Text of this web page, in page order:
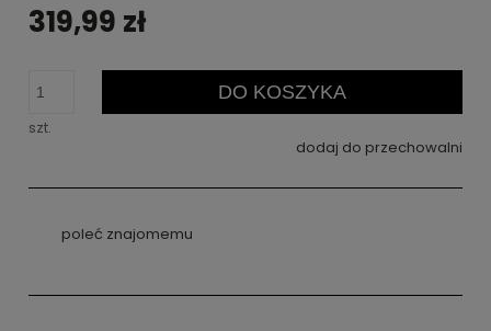
319,99 zł
szt.
DO KOSZYKA
dodaj do przechowalni
poleć znajomemu